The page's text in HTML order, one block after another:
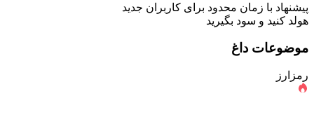
پیشنهاد با زمان محدود برای کاربران جدید
هولد کنید و سود بگیرید
موضوعات داغ
رمزارز